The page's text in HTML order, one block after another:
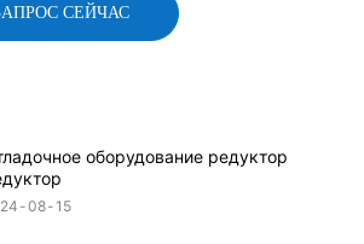
СЕЙЧАС
оборудование редуктор
08 15